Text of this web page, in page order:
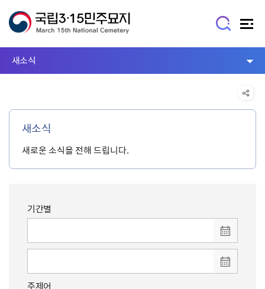
새소식
새소식
새로운 소식을 전해 드립니다.
기간별
주제어